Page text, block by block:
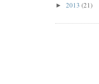
► 2013 (21)